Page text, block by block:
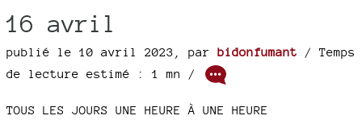
16 avril
publié le 10 avril 2023 par bidonfumant / Temps
de lecture estimé : 1 mn /
TOUS LES JOURS UNE HEURE À UNE HEURE